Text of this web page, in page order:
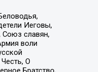
Иеговы,
Союз славян,
воли
О